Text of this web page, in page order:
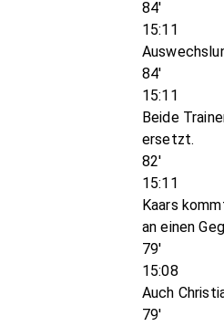
84'
15:11
84'
15:11
Beide
ersetzt.
82'
15:11
Kaars
an einen
79'
15:08
Auch
79'